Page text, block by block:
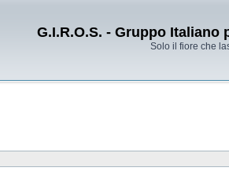
G.I.R.O.S. - Gruppo Italiano
Solo il fiore che